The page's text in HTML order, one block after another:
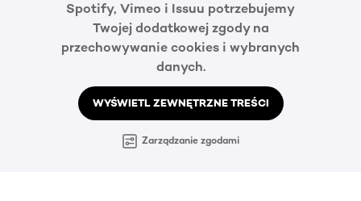
Spotify, Vimeo i Issuu potrzebujemy
Twojej dodatkowej zgody na
przechowywanie cookies i wybranych
danych.
WYŚWIETL ZEWNĘTRZNE TREŚCI
Zarządzanie zgodami